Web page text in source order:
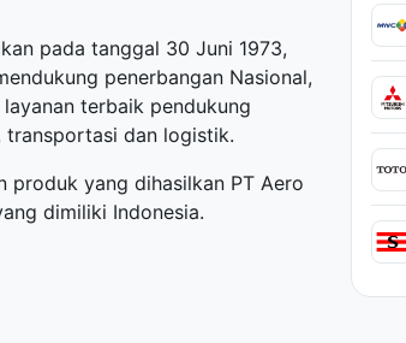
pada tanggal 30 Juni 1973,
penerbangan Nasional,
terbaik pendukung
transportasi dan logistik.
produk yang dihasilkan PT Aero
dimiliki Indonesia.